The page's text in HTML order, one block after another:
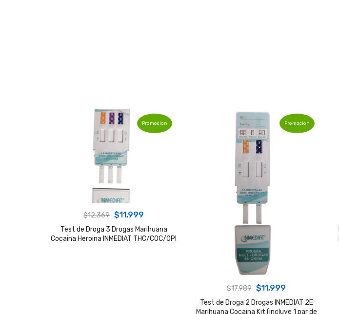
Promocion
$12,369 Original
price
was:
$11,999
price
is:
Test de Droga 3 Drogas Marihuana
Cocaina Heroina INMEDIAT THC/COC/OPI
Promocion
$17,989 Original
price
$11,999
price
Test de Droga 2 Drogas INMEDIAT 2E
Marihuana Cocaina Kit (incluye 1 par de